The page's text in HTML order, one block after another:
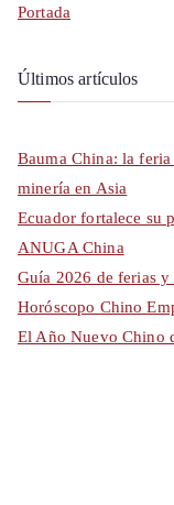
Portada
Últimos artículos
Bauma China: la
minería en Asia
Ecuador fortalece su
ANUGA China
Guía 2026 de ferias y
Horóscopo Chino
El Año Nuevo Chino